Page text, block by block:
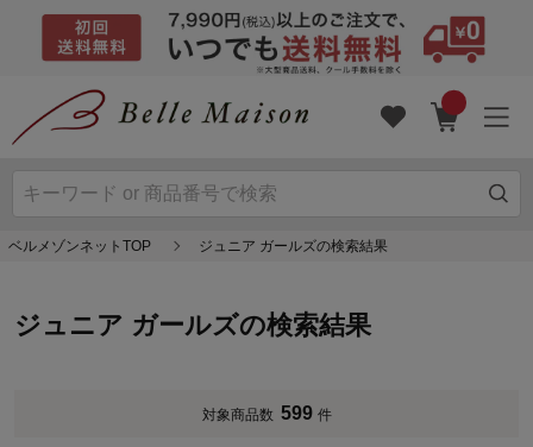
ベルメゾンネットTOP ジュニア ガールズの検索結果
ジュニア ガールズの検索結果
対象商品数 599 件